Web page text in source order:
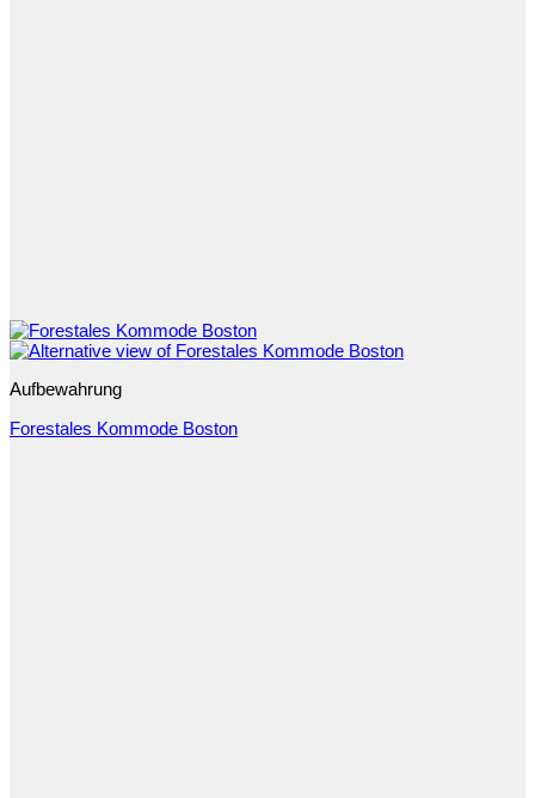
Aufbewahrung
Forestales Kommode Boston